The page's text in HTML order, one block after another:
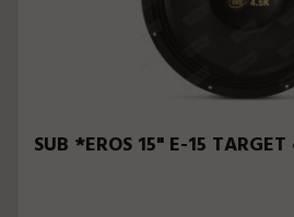
SUB *EROS 15" E-15